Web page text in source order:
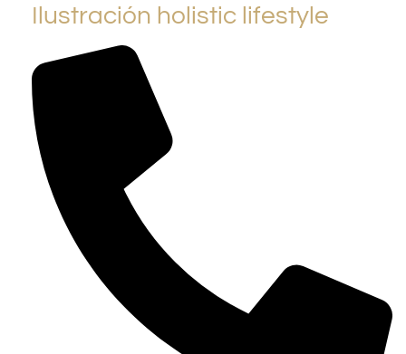
Ilustración holistic lifestyle